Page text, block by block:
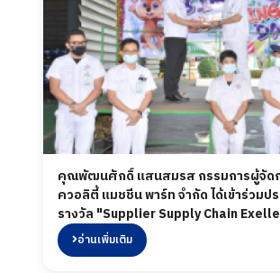
คุณพัฒนศักดิ์ แสนสมรส กรรมการผู้จัด
ควอลิตี้ แมชชีน พาร์ท จำกัด ได้เข้าร่วมป
รางวัล "Supplier Supply Chain
Awards 2020" จาก "บริษัทสยามคูโบต้า
คอร์ปอเรชั่น จำกัด" จากการเข้าร่วมกิจกร
อ่านเพิ่มเติม